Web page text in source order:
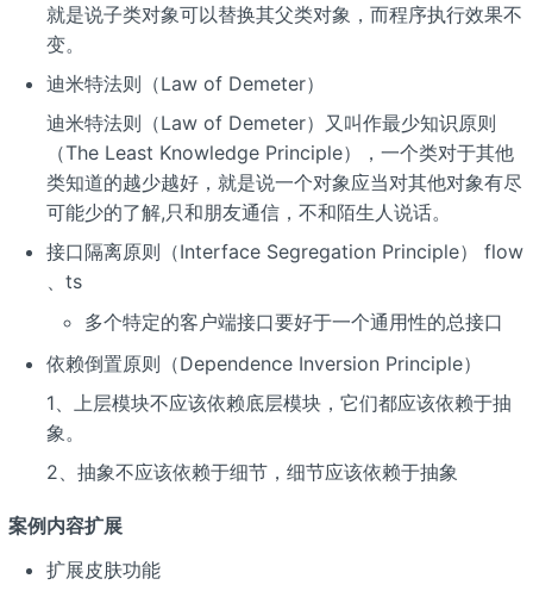
就是说子类对象可以替换其父类对象，而程序执行效果不
变。
迪米特法则（Law of Demeter）
迪米特法则（Law of Demeter）又叫作最少知识原则
（The Least Knowledge Principle），一个类对于其他
类知道的越少越好，就是说一个对象应当对其他对象有尽
可能少的了解,只和朋友通信，不和陌生人说话。
接口隔离原则（Interface Segregation Principle） flow
、ts
多个特定的客户端接口要好于一个通用性的总接口
依赖倒置原则（Dependence Inversion Principle）
1、上层模块不应该依赖底层模块，它们都应该依赖于抽
象。
2、抽象不应该依赖于细节，细节应该依赖于抽象
案例内容扩展
扩展皮肤功能